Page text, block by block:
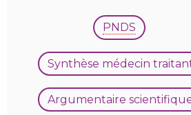
PNDS
Synthèse médecin
Argumentaire